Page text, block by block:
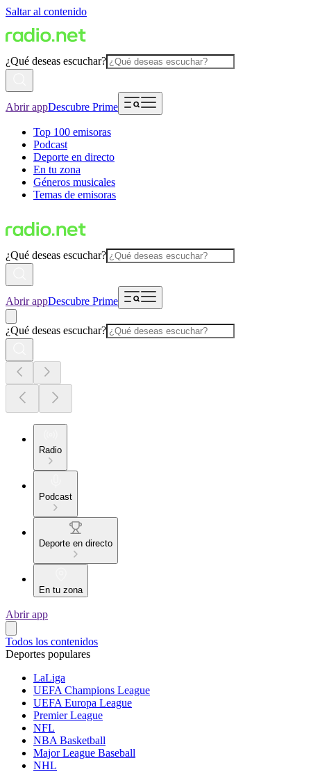
Saltar al contenido
¿Qué deseas escuchar?
Abrir appDescubre Prime
Top 100 emisoras
Podcast
Deporte en directo
En tu zona
Géneros musicales
Temas de emisoras
¿Qué deseas escuchar?
Abrir appDescubre Prime
¿Qué deseas escuchar?
Radio
Podcast
Deporte en directo
En tu zona
Abrir app
Todos los contenidos
Deportes populares
LaLiga
UEFA Champions League
UEFA Europa League
Premier League
NFL
NBA Basketball
Major League Baseball
NHL